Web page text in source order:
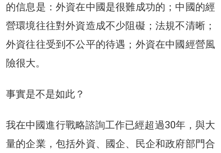
的信息是：外資在中國是很難成功的；中國的經
營環境往往對外資造成不少阻礙；法規不清晰；
外資往往受到不公平的待遇；外資在中國經營風
險很大。
事實是不是如此？
我在中國進行戰略諮詢工作已經超過30年，與大
量的企業，包括外資、國企、民企和政府部門合